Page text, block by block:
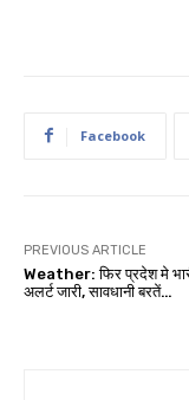
Facebook
PREVIOUS ARTICLE
Weather: फिर प्रदेश मे
अलर्ट जारी, सावधानी बरतें…